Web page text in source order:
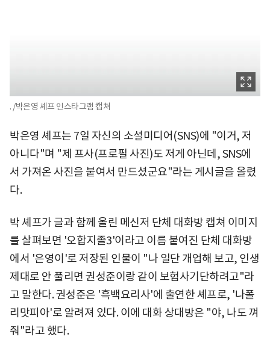
. /박은영 셰프 인스타그램 캡쳐
박은영 셰프는 7일 자신의 소셜미디어(SNS)에 "이거, 저
아니다"며 "제 프사(프로필 사진)도 저게 아닌데, SNS에
서 가져온 사진을 붙여서 만드셨군요"라는 게시글을 올렸
다.
박 셰프가 글과 함께 올린 메신저 단체 대화방 캡쳐 이미지
를 살펴보면 '오합지졸3'이라고 이름 붙여진 단체 대화방
에서 '은영이'로 저장된 인물이 "나 일단 개업해 보고, 인생
제대로 안 풀리면 권성준이랑 같이 보험사기단하려고"라
고 말한다. 권성준은 '흑백요리사'에 출연한 셰프로, '나폴
리맛피아'로 알려져 있다. 이에 대화 상대방은 "야, 나도 껴
줘"라고 했다.